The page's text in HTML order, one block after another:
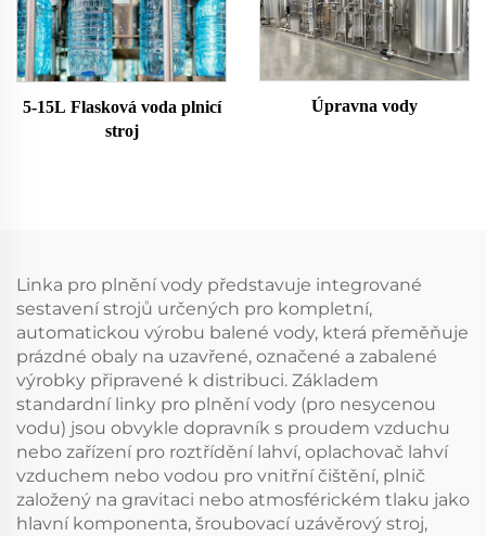
5-15L Flasková voda plnicí
stroj
Úpravna vody
Linka pro plnění vody představuje integrované
sestavení strojů určených pro kompletní,
automatickou výrobu balené vody, která přeměňuje
prázdné obaly na uzavřené, označené a zabalené
výrobky připravené k distribuci. Základem
standardní linky pro plnění vody (pro nesycenou
vodu) jsou obvykle dopravník s proudem vzduchu
nebo zařízení pro roztřídění lahví, oplachovač lahví
vzduchem nebo vodou pro vnitřní čištění, plnič
založený na gravitaci nebo atmosférickém tlaku jako
hlavní komponenta, šroubovací uzávěrový stroj,